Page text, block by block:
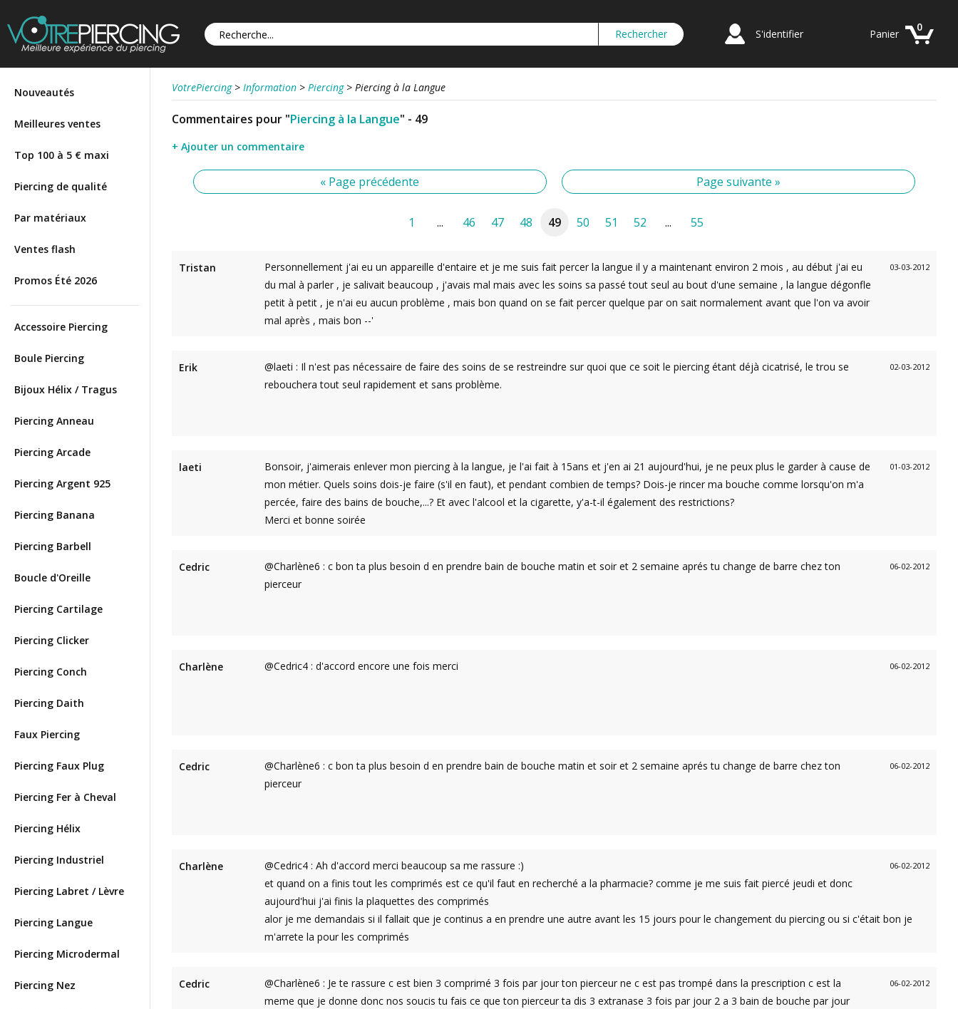
S'identifier
0
Panier
Nouveautés
Meilleures ventes
Top 100 à 5 € maxi
Piercing de qualité
Par matériaux
Ventes flash
Promos Été 2026
Accessoire Piercing
Boule Piercing
Bijoux Hélix / Tragus
Piercing Anneau
Piercing Arcade
Piercing Argent 925
Piercing Banana
Piercing Barbell
Boucle d'Oreille
Piercing Cartilage
Piercing Clicker
Piercing Conch
Piercing Daith
Faux Piercing
Piercing Faux Plug
Piercing Fer à Cheval
Piercing Hélix
Piercing Industriel
Piercing Labret / Lèvre
Piercing Langue
Piercing Microdermal
Piercing Nez
VotrePiercing > Information > Piercing > Piercing à la Langue
Commentaires pour "Piercing à la Langue" - 49
+ Ajouter un commentaire
« Page précédente Page suivante »
1 ... 46 47 48 49 50 51 52 ... 55
Tristan 03-03-2012
Personnellement j'ai eu un appareille d'entaire et je me suis fait percer la langue il y a maintenant environ 2 mois , au début j'ai eu
du mal à parler , je salivait beaucoup , j'avais mal mais avec les soins sa passé tout seul au bout d'une semaine , la langue dégonfle
petit à petit , je n'ai eu aucun problème , mais bon quand on se fait percer quelque par on sait normalement avant que l'on va avoir
mal après , mais bon --'
Erik 02-03-2012
@laeti : Il n'est pas nécessaire de faire des soins de se restreindre sur quoi que ce soit le piercing étant déjà cicatrisé, le trou se
rebouchera tout seul rapidement et sans problème.
laeti 01-03-2012
Bonsoir, j'aimerais enlever mon piercing à la langue, je l'ai fait à 15ans et j'en ai 21 aujourd'hui, je ne peux plus le garder à cause de
mon métier. Quels soins dois-je faire (s'il en faut), et pendant combien de temps? Dois-je rincer ma bouche comme lorsqu'on m'a
percée, faire des bains de bouche,...? Et avec l'alcool et la cigarette, y'a-t-il également des restrictions?
Merci et bonne soirée
Cedric 06-02-2012
@Charlène6 : c bon ta plus besoin d en prendre bain de bouche matin et soir et 2 semaine aprés tu change de barre chez ton
pierceur
Charlène 06-02-2012
@Cedric4 : d'accord encore une fois merci
Cedric 06-02-2012
@Charlène6 : c bon ta plus besoin d en prendre bain de bouche matin et soir et 2 semaine aprés tu change de barre chez ton
pierceur
Charlène 06-02-2012
@Cedric4 : Ah d'accord merci beaucoup sa me rassure :)
et quand on a finis tout les comprimés est ce qu'il faut en recherché a la pharmacie? comme je me suis fait piercé jeudi et donc
aujourd'hui j'ai finis la plaquettes des comprimés
alor je me demandais si il fallait que je continus a en prendre une autre avant les 15 jours pour le changement du piercing ou si c'était bon je
m'arrete la pour les comprimés
Cedric 06-02-2012
@Charlène6 : Je te rassure c est bien 3 comprimé 3 fois par jour ton pierceur ne c est pas trompé dans la prescription c est la
meme que je donne donc nos soucis tu fais ce que ton pierceur ta dis 3 extranase 3 fois par jour 2 a 3 bain de bouche par jour